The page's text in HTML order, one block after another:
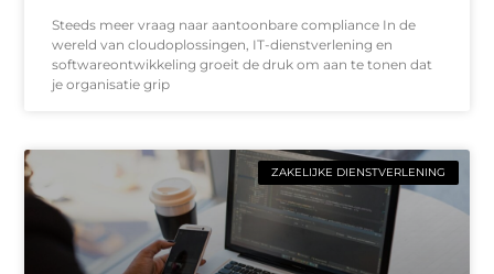
Steeds meer vraag naar aantoonbare compliance In de
wereld van cloudoplossingen, IT-dienstverlening en
softwareontwikkeling groeit de druk om aan te tonen dat
je organisatie grip
ZAKELIJKE DIENSTVERLENING